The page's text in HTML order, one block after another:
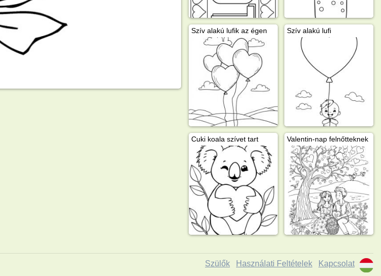
Szív alakú lufik az égen Szív alakú lufi
Cuki koala szívet tart Valentin-nap felnőtteknek
Szülők Használati Feltételek Kapcsolat